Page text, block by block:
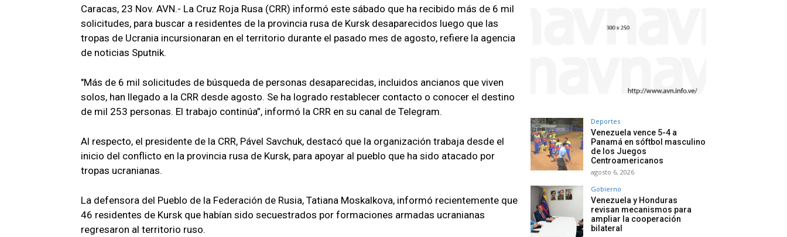
Caracas, 23 Nov. AVN.- La Cruz Roja Rusa (CRR) informó este sábado que ha recibido más de 6 mil
solicitudes, para buscar a residentes de la provincia rusa de Kursk desaparecidos luego que las
tropas de Ucrania incursionaran en el territorio durante el pasado mes de agosto, refiere la agencia
de noticias Sputnik.
"Más de 6 mil solicitudes de búsqueda de personas desaparecidas, incluidos ancianos que viven
solos, han llegado a la CRR desde agosto. Se ha logrado restablecer contacto o conocer el destino
de mil 253 personas. El trabajo continúa”, informó la CRR en su canal de Telegram.
Al respecto, el presidente de la CRR, Pável Savchuk, destacó que la organización trabaja desde el
inicio del conflicto en la provincia rusa de Kursk, para apoyar al pueblo que ha sido atacado por
tropas ucranianas.
La defensora del Pueblo de la Federación de Rusia, Tatiana Moskalkova, informó recientemente que
46 residentes de Kursk que habían sido secuestrados por formaciones armadas ucranianas
regresaron al territorio ruso.
Deportes
Venezuela vence 5-4 a
Panamá en sóftbol masculino
de los Juegos
Centroamericanos
agosto 6, 2026
Gobierno
Venezuela y Honduras
revisan mecanismos para
ampliar la cooperación
bilateral